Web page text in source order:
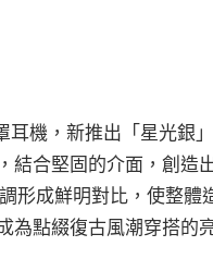
機，新推出「星光銀
結合堅固的介面，創造
成鮮明對比，使整體
為點綴復古風潮穿搭的